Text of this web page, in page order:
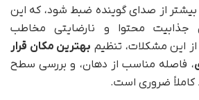
از صدای گوینده ضبط شود، که این
محتوا و نارضایتی مخاطب
این مشکلات، تنظیم بهترین مکان قرار
، فاصله مناسب از دهان، و بررسی سطح
ضروری است.